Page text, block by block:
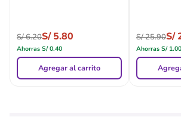
S/6.20S/5.80
Ahorras S/0.40
Agregar al carrito
S/25.90S/
Ahorras S/1.00